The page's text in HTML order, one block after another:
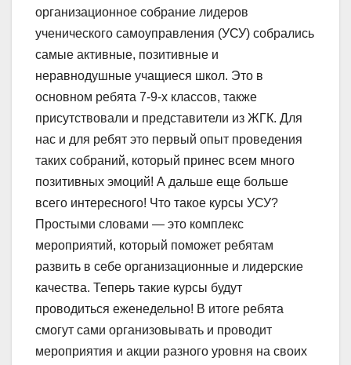
организационное собрание лидеров
ученического самоуправления (УСУ) собрались
самые активные, позитивные и
неравнодушные учащиеся школ. Это в
основном ребята 7-9-х классов, также
присутствовали и представители из ЖГК. Для
нас и для ребят это первый опыт проведения
таких собраний, который принес всем много
позитивных эмоций! А дальше еще больше
всего интересного! Что такое курсы УСУ?
Простыми словами — это комплекс
мероприятий, который поможет ребятам
развить в себе организационные и лидерские
качества. Теперь такие курсы будут
проводиться еженедельно! В итоге ребята
смогут сами организовывать и проводит
мероприятия и акции разного уровня на своих